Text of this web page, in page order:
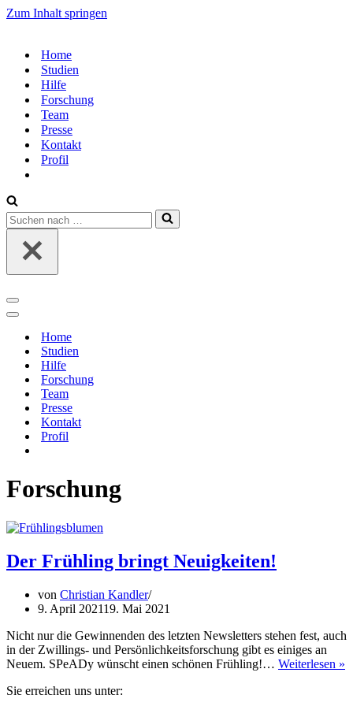
Zum Inhalt springen
Home
Studien
Hilfe
Forschung
Team
Presse
Kontakt
Profil
Suchen
nach …
Navigations-
Menü
Navigations-
Home
Studien
Hilfe
Forschung
Team
Presse
Kontakt
Profil
Forschung
Der Frühling bringt Neuigkeiten!
von Christian Kandler
9. April 202119. Mai 2021
Nicht nur die Gewinnenden des letzten Newsletters stehen fest, auch
in der Zwillings- und Persönlichkeitsforschung gibt es einiges an
Neuem. SPeADy wünscht einen schönen Frühling!… Weiterlesen »
Sie erreichen uns unter: